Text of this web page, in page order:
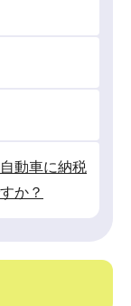
動車に納税
か？